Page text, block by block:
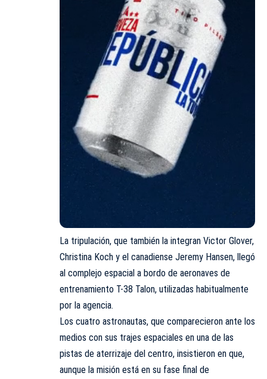
La tripulación, que también la integran Victor Glover,
Christina Koch y el canadiense Jeremy Hansen, llegó
al complejo espacial a bordo de aeronaves de
entrenamiento T-38 Talon, utilizadas habitualmente
por la agencia.
Los cuatro astronautas, que comparecieron ante los
medios con sus trajes espaciales en una de las
pistas de aterrizaje del centro, insistieron en que,
aunque la misión está en su fase final de